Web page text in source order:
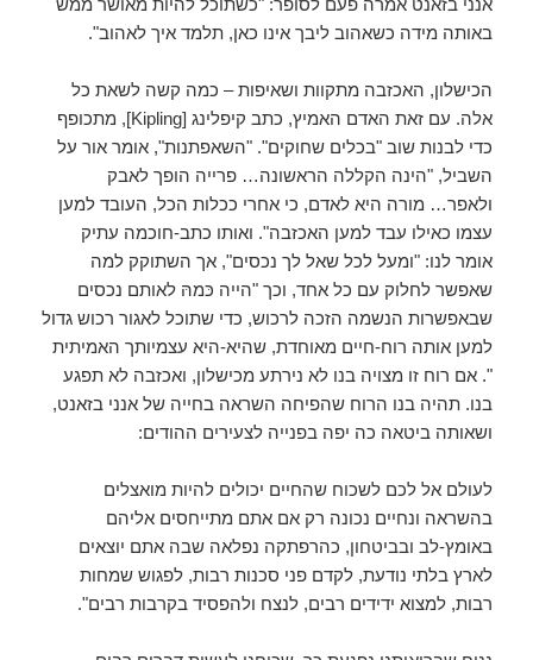
אנני בזאנט אמרה פעם לסופר: "כשתוכל להיות מאושר ממש
באותה מידה כשאהוב ליבך אינו כאן, תלמד איך לאהוב".
הכישלון, האכזבה מתקוות ושאיפות – כמה קשה לשאת כל
אלה. עם זאת האדם האמיץ, כתב קיפלינג [Kipling], מתכופף
כדי לבנות שוב "בכלים שחוקים". "השאפתנות", אומר אור על
השביל, "הינה הקללה הראשונה… פרייה הופך לאבק
ולאפר… מורה היא לאדם, כי אחרי ככלות הכל, העובד למען
עצמו כאילו עבד למען האכזבה". ואותו כתב-חוכמה עתיק
אומר לנו: "ומעל לכל שאל לך נכסים", אך השתוקק למה
שאפשר לחלוק עם כל אחד, וכך "הייה כּמהּ לאותם נכסים
שבאפשרות הנשמה הזכה לרכוש, כדי שתוכל לאגור רכוש גדול
למען אותה רוח-חיים מאוחדת, שהיא-היא עצמיותך האמיתית
". אם רוח זו מצויה בנו לא נירתע מכישלון, ואכזבה לא תפגע
בנו. תהיה בנו הרוח שהפיחה השראה בחייה של אנני בזאנט,
ושאותה ביטאה כה יפה בפנייה לצעירים ההודים:
לעולם אל לכם לשכוח שהחיים יכולים להיות מואצלים
בהשראה ונחיים נכונה רק אם אתם מתייחסים אליהם
באומץ-לב ובביטחון, כהרפתקה נפלאה שבה אתם יוצאים
לארץ בלתי נודעת, לקדם פני סכנות רבות, לפגוש שמחות
רבות, למצוא ידידים רבים, לנצח ולהפסיד בקרבות רבים".